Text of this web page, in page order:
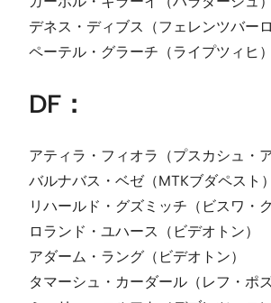
デネス・ディブス（フェレンツバーロ
ペーテル・グラーチ（ライプツィヒ）
DF：
アティラ・フィオラ（プスカシュ・
バルナバス・ベゼ（MTKブダペスト）
リハールド・グズミッチ（ビスワ・
ロランド・ユハース（ビデオトン）
アダーム・ラング（ビデオトン）
タマーシュ・カーダール（レフ・ポズ